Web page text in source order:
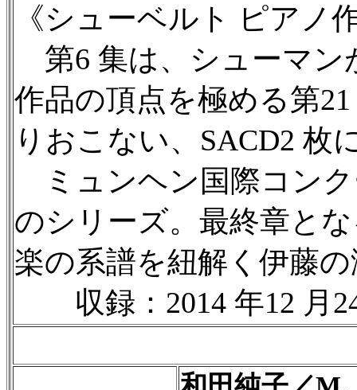
《シューベルト ピアノ
第6 集は、シューマン
作品の頂点を極める第
りおこない、SACD2 枚
ミュンヘン国際コンク
のシリーズ。最終章と
楽の系譜を紐解く伊藤
収録：2014 年12 月